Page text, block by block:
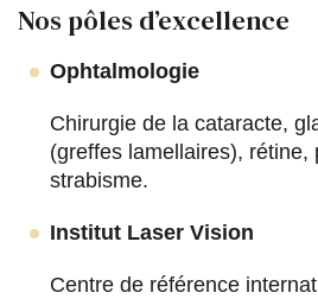
Nos pôles d’excellence
Ophtalmologie
Chirurgie de la cataracte,
(greffes lamellaires), rétine,
strabisme.
Institut Laser Vision
Centre de référence